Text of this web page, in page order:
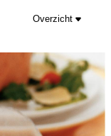
Overzicht